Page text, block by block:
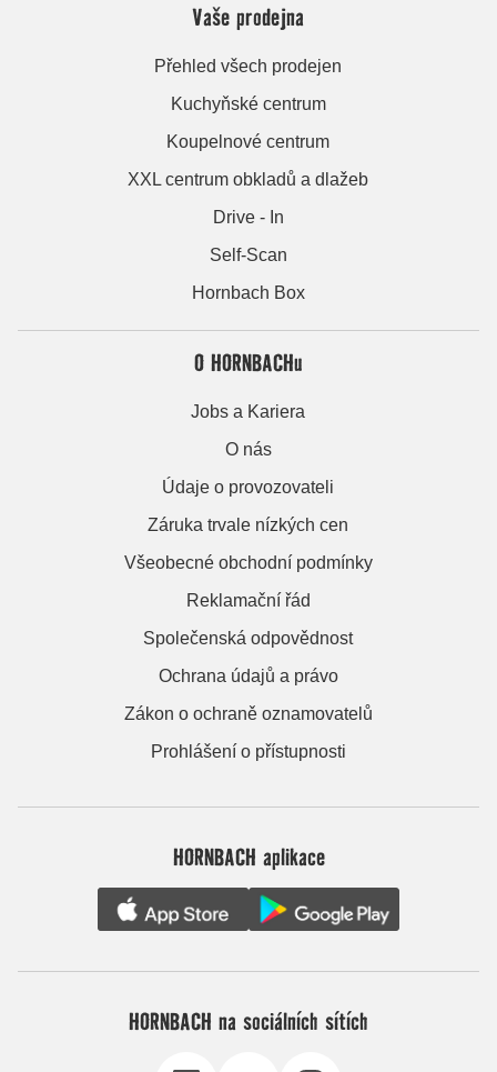
Vaše prodejna
Přehled všech prodejen
Kuchyňské centrum
Koupelnové centrum
XXL centrum obkladů a dlažeb
Drive - In
Self-Scan
Hornbach Box
O HORNBACHu
Jobs a Kariera
O nás
Údaje o provozovateli
Záruka trvale nízkých cen
Všeobecné obchodní podmínky
Reklamační řád
Společenská odpovědnost
Ochrana údajů a právo
Zákon o ochraně oznamovatelů
Prohlášení o přístupnosti
HORNBACH aplikace
HORNBACH na sociálních sítích